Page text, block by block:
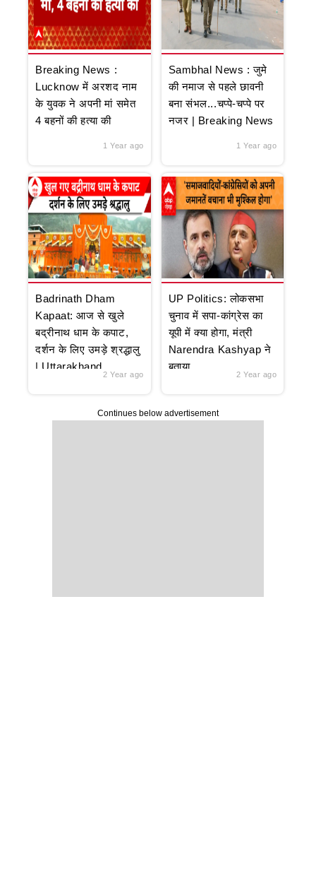
Breaking News :
Lucknow में अरशद नाम
के युवक ने अपनी मां समेत
4 बहनों की हत्या की
1 Year ago
Sambhal News : जुमे
की नमाज से पहले छावनी
बना संभल...चप्पे-चप्पे पर
नजर | Breaking News
1 Year ago
Badrinath Dham
Kapaat: आज से खुले
बद्रीनाथ धाम के कपाट,
दर्शन के लिए उमड़े श्रद्धालु
| Uttarakhand
2 Year ago
UP Politics: लोकसभा
चुनाव में सपा-कांग्रेस का
यूपी में क्या होगा, मंत्री
Narendra Kashyap ने
बताया
2 Year ago
Continues below advertisement